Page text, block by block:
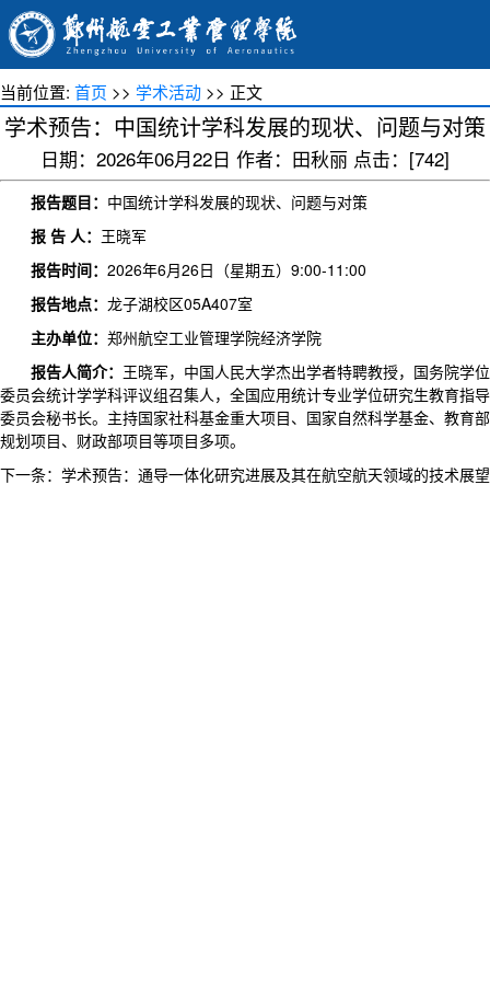
当前位置: 首页 >> 学术活动 >> 正文
学术预告：中国统计学科发展的现状、问题与对策
日期：2026年06月22日 作者：田秋丽 点击：[742]
报告题目： 中国统计学科发展的现状、问题与对策
报 告 人： 王晓军
报告时间： 2026年6月26日（星期五）9:00-11:00
报告地点： 龙子湖校区05A407室
主办单位： 郑州航空工业管理学院经济学院
报告人简介： 王晓军，中国人民大学杰出学者特聘教授，国务院学位
委员会统计学学科评议组召集人，全国应用统计专业学位研究生教育指导
委员会秘书长。主持国家社科基金重大项目、国家自然科学基金、教育部
规划项目、财政部项目等项目多项。
下一条： 学术预告：通导一体化研究进展及其在航空航天领域的技术展望